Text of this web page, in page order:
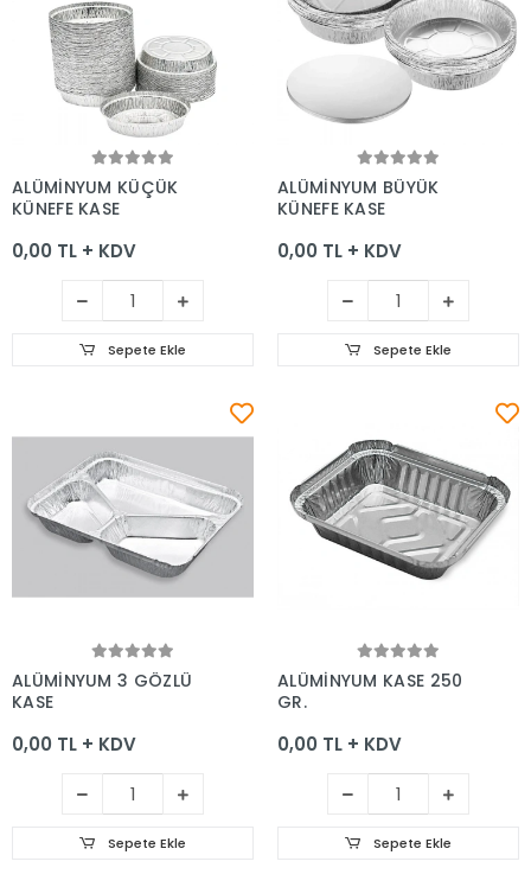
Sepete Ekle
ALÜMİNYUM KÜÇÜK
KÜNEFE KASE
0,00 TL + KDV
Sepete Ekle
Sepete Ekle
ALÜMİNYUM BÜYÜK
KÜNEFE KASE
0,00 TL + KDV
Sepete Ekle
Sepete Ekle
ALÜMİNYUM 3 GÖZLÜ
KASE
0,00 TL + KDV
Sepete Ekle
Sepete Ekle
ALÜMİNYUM KASE 250
GR.
0,00 TL + KDV
Sepete Ekle